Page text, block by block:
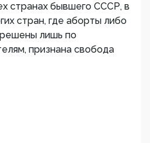
странах бывшего СССР, в
стран, где аборты либо
лишь по
признана свобода